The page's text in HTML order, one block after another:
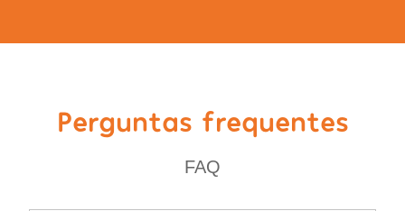
Perguntas frequentes
FAQ